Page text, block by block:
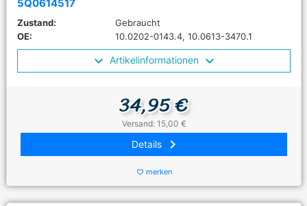
5Q0614517
Zustand:
Gebraucht
OE:
10.0202-0143.4, 10.0613-3470.1
Artikelinformationen
34,95 €
Versand: 15,00 €
Details keyboard_arrow_right
favorite_border merken